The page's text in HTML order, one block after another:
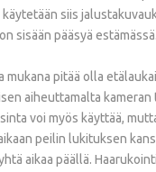
siis
sisään pääsyä estämässä.
mukana pitää olla
aiheuttamalta kameran
voi myös käyttää,
peilin lukituksen
aikaa päällä.